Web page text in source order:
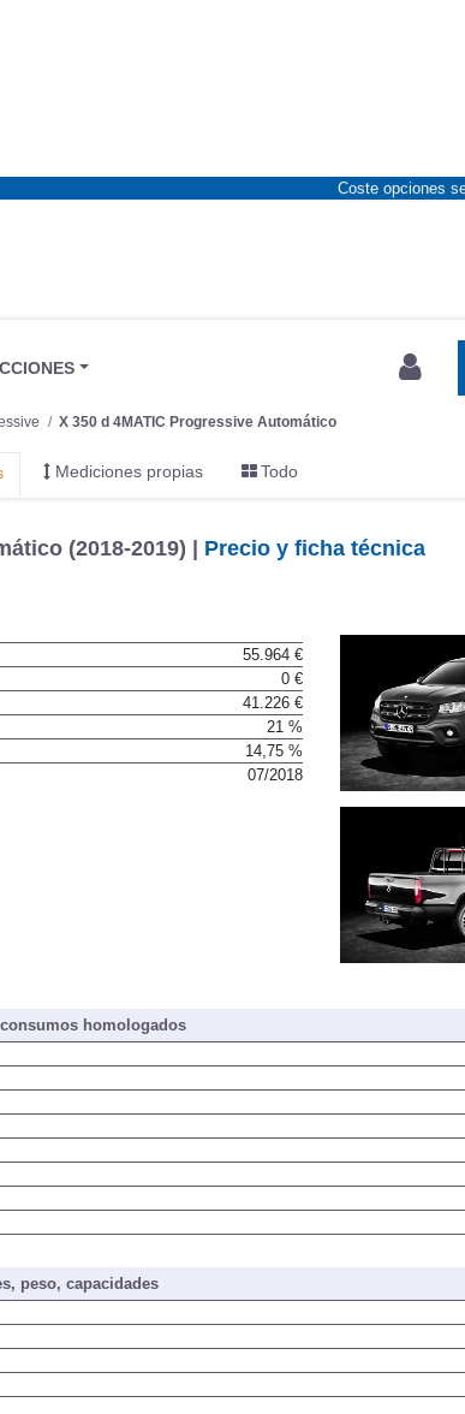
X 350 d 4MATIC Progressive Automático
Mediciones propias Todo
(2018-2019) | Precio y ficha técnica
55.964 €
0 €
41.226 €
21 %
14,75 %
07/2018
homologados
peso, capacidades
Coste opciones